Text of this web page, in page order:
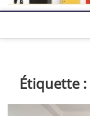
Étiquette :